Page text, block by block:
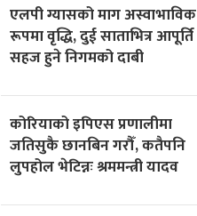
एलपी ग्यासको माग अस्वाभाविक
रूपमा वृद्धि, दुई साताभित्र आपूर्ति
सहज हुने निगमको दाबी
कोरियाको इपिएस प्रणालीमा
जतिसुकै छानबिन गरौँ, कतैपनि
लुपहोल भेटिन्नः श्रममन्त्री यादव